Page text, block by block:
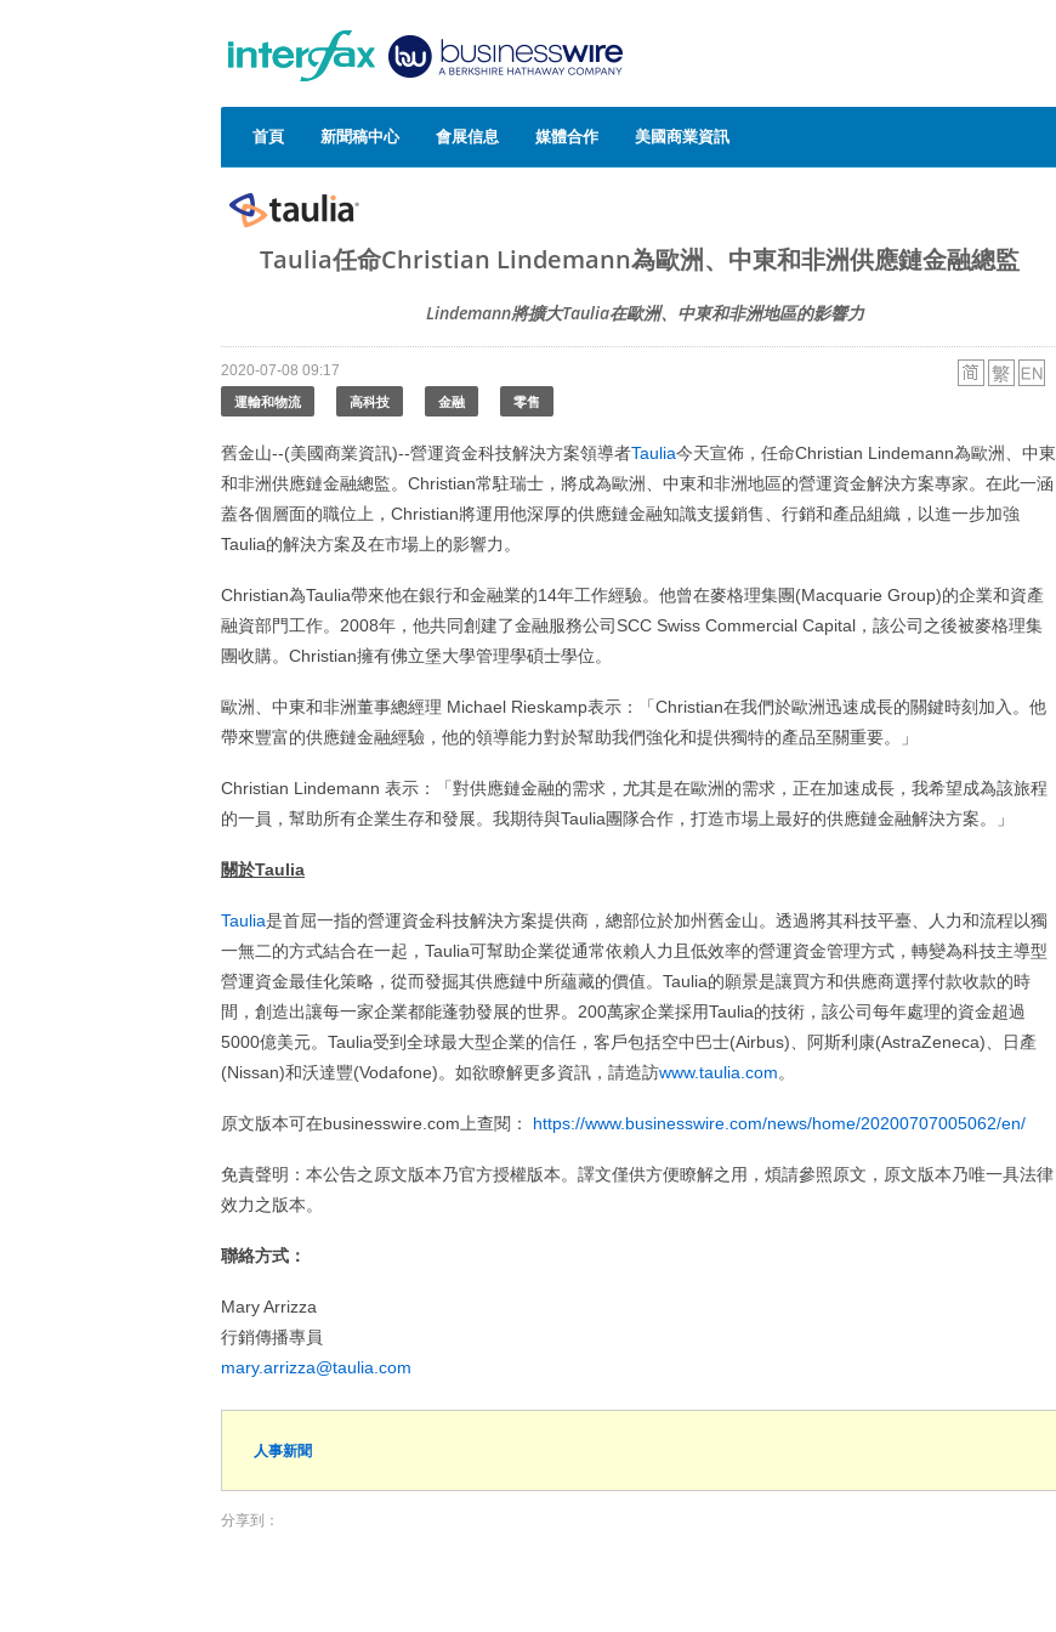
首頁 新聞稿中心 會展信息 媒體合作 美國商業資訊
Taulia任命Christian Lindemann為歐洲、中東和非洲供應鏈金融總監
Lindemann將擴大Taulia在歐洲、中東和非洲地區的影響力
2020-07-08 09:17
運輸和物流 高科技 金融 零售
舊金山--(美國商業資訊)--營運資金科技解決方案領導者Taulia今天宣佈，任命Christian Lindemann為歐洲、中東
和非洲供應鏈金融總監。Christian常駐瑞士，將成為歐洲、中東和非洲地區的營運資金解決方案專家。在此一涵
蓋各個層面的職位上，Christian將運用他深厚的供應鏈金融知識支援銷售、行銷和產品組織，以進一步加強
Taulia的解決方案及在市場上的影響力。
Christian為Taulia帶來他在銀行和金融業的14年工作經驗。他曾在麥格理集團(Macquarie Group)的企業和資產
融資部門工作。2008年，他共同創建了金融服務公司SCC Swiss Commercial Capital，該公司之後被麥格理集
團收購。Christian擁有佛立堡大學管理學碩士學位。
歐洲、中東和非洲董事總經理 Michael Rieskamp表示：「Christian在我們於歐洲迅速成長的關鍵時刻加入。他
帶來豐富的供應鏈金融經驗，他的領導能力對於幫助我們強化和提供獨特的產品至關重要。」
Christian Lindemann 表示：「對供應鏈金融的需求，尤其是在歐洲的需求，正在加速成長，我希望成為該旅程
的一員，幫助所有企業生存和發展。我期待與Taulia團隊合作，打造市場上最好的供應鏈金融解決方案。」
關於Taulia
Taulia是首屈一指的營運資金科技解決方案提供商，總部位於加州舊金山。透過將其科技平臺、人力和流程以獨
一無二的方式結合在一起，Taulia可幫助企業從通常依賴人力且低效率的營運資金管理方式，轉變為科技主導型
營運資金最佳化策略，從而發掘其供應鏈中所蘊藏的價值。Taulia的願景是讓買方和供應商選擇付款收款的時
間，創造出讓每一家企業都能蓬勃發展的世界。200萬家企業採用Taulia的技術，該公司每年處理的資金超過
5000億美元。Taulia受到全球最大型企業的信任，客戶包括空中巴士(Airbus)、阿斯利康(AstraZeneca)、日產
(Nissan)和沃達豐(Vodafone)。如欲瞭解更多資訊，請造訪www.taulia.com。
原文版本可在businesswire.com上查閱： https://www.businesswire.com/news/home/20200707005062/en/
免責聲明：本公告之原文版本乃官方授權版本。譯文僅供方便瞭解之用，煩請參照原文，原文版本乃唯一具法律
效力之版本。
聯絡方式：
Mary Arrizza
行銷傳播專員
mary.arrizza@taulia.com
人事新聞
分享到：